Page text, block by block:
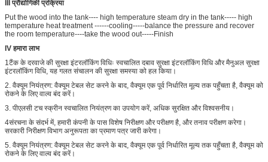
III प्रौद्योगिकी प्रक्रिया
Put the wood into the tank---- high temperature steam dry in the tank----- high
temperature heat treatment ------cooling-----balance the pressure and recover
the room temperature----take the wood out-----Finish
IV हमारा लाभ
1टैंक के दरवाजे की सुरक्षा इंटरलॉकिंग विधिः स्वचालित दबाव सुरक्षा इंटरलॉकिंग विधि और मैनुअल सुरक्षा
इंटरलॉकिंग विधि, यह गलत संचालन की सुरक्षा समस्या को हल किया।
2. वैक्यूम नियंत्रण: वैक्यूम टेबल सेट करने के बाद, वैक्यूम एक पूर्व निर्धारित मूल्य तक पहुँचता है, वैक्यूम को
रोकने के लिए वाल्व बंद करें।
3. पीएलसी टच स्क्रीन स्वचालित नियंत्रण का उपयोग करें, अधिक सुरक्षित और विश्वसनीय।
4संरचना के संदर्भ में, हमारी कंपनी के पास विशेष निरीक्षण और परीक्षण है, और तनाव परीक्षण करेगा।
सरकारी निरीक्षण विभाग अनुरूपता का प्रमाण पत्र जारी करेगा।
5. वैक्यूम नियंत्रण: वैक्यूम टेबल सेट करने के बाद, वैक्यूम एक पूर्व निर्धारित मूल्य तक पहुँचता है, वैक्यूम को
रोकने के लिए वाल्व बंद करें।